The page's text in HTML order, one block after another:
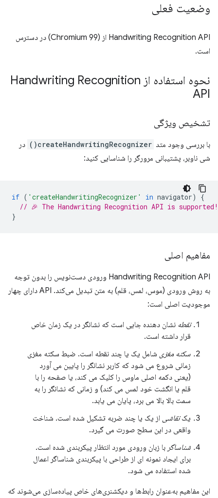
وضعیت فعلی
Handwriting Recognition API از (Chromium 99) در دسترس
است.
نحوه استفاده از Handwriting Recognition
API
تشخیص ویژگی
با بررسی وجود متد createHandwritingRecognizer()
در
شی ناوبر، پشتیبانی مرورگر را شناسایی کنید:
if ( 'createHandwritingRecognizer' in navigator)
{
// 🎉 The Handwriting Recognition API is supported!
}
مفاهیم اصلی
Handwriting Recognition API ورودی دست‌نویس را بدون توجه
به روش ورودی (موس، لمس، قلم) به متن تبدیل می‌کند. API دارای چهار
موجودیت اصلی است:
نقطه نشان دهنده جایی است که نشانگر در یک زمان خاص
قرار داشته است.
سکته مغزی شامل یک یا چند نقطه است. ضبط سکته مغزی
زمانی شروع می شود که کاربر نشانگر را پایین می آورد
(یعنی دکمه اصلی ماوس را کلیک می کند، یا صفحه را با
قلم یا انگشت خود لمس می کند) و زمانی که نشانگر را به
سمت بالا بالا می برد، پایان می یابد.
یکنقاشی از یک یا چند ضربه تشکیل شده است. شناخت
واقعی در این سطح صورت می گیرد.
شناساگر با زبان ورودی مورد انتظار پیکربندی شده است.
برای ایجاد نمونه ای از طراحی با پیکربندی شناساگر اعمال
شده استفاده می شود.
این مفاهیم به‌عنوان رابط‌ها و دیکشنری‌های خاص پیاده‌سازی می‌شوند که